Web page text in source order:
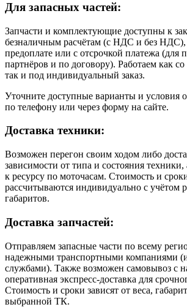
Для запасных частей:
Запчасти и комплектующие доступны к
безналичным расчётам (с НДС и без НДС),
предоплате или с отсрочкой платежа (для
партнёров и по договору). Работаем как
так и под индивидуальный заказ.
Уточните доступные варианты и условия
по телефону или через форму на сайте.
Доставка техники:
Возможен перегон своим ходом либо
зависимости от типа и состояния
к ресурсу по моточасам. Стоимость и
рассчитываются индивидуально с учётом
габаритов.
Доставка запчастей:
Отправляем запасные части по всему
надежными транспортными компаниями
службами). Также возможен самовывоз с
оперативная экспресс-доставка для
Стоимость и сроки зависят от веса,
выбранной ТК.